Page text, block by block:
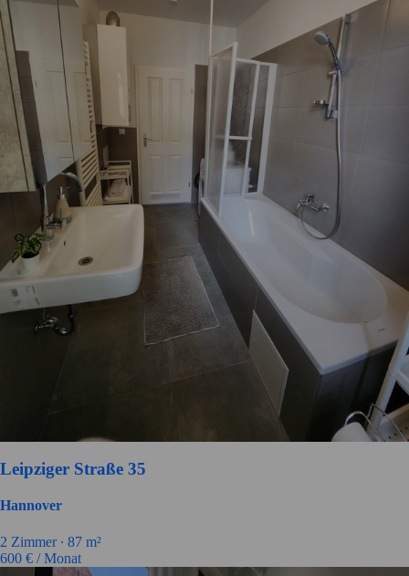
Leipziger Straße 35
Hannover
2 Zimmer ∙ 87 m²
600 € / Monat